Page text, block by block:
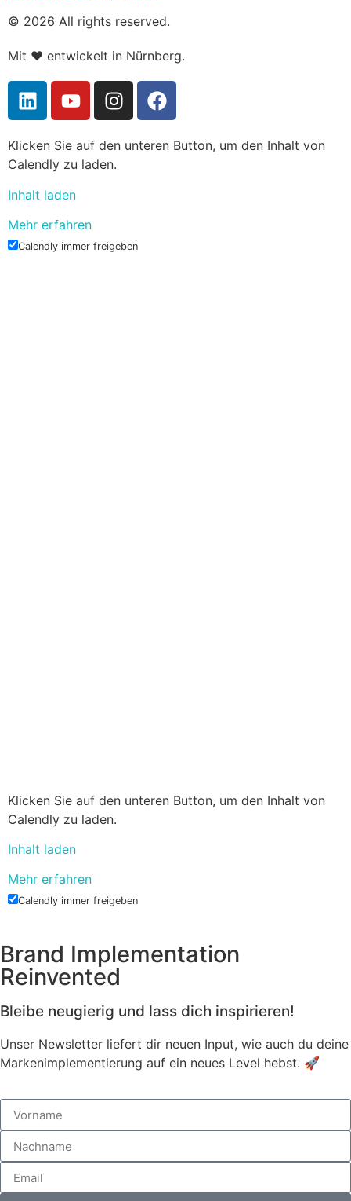
© 2026 All rights reserved.
Mit ❤️ entwickelt in Nürnberg.
Klicken Sie auf den unteren Button, um den Inhalt von
Calendly zu laden.
Inhalt laden
Mehr erfahren
Calendly immer freigeben
Klicken Sie auf den unteren Button, um den Inhalt von
Calendly zu laden.
Inhalt laden
Mehr erfahren
Calendly immer freigeben
Brand Implementation
Reinvented
Bleibe neugierig und lass dich inspirieren!
Unser Newsletter liefert dir neuen Input, wie auch du deine
Markenimplementierung auf ein neues Level hebst. 🚀